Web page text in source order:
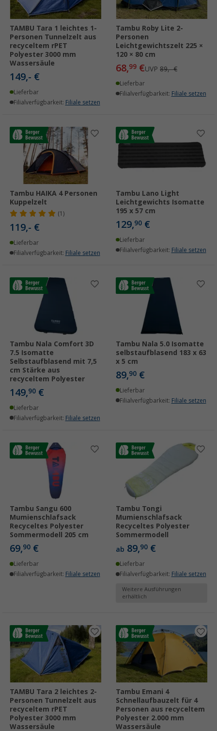
TAMBU Tara 1 leichtes 1-
Personen Tunnelzelt aus
recyceltem rPET
Polyester 3000 mm
Wassersäule
149,- €
Lieferbar
Filialverfügbarkeit: Filiale setzen
Tambu Roby Lite 2-
Personen
Leichtgewichtszelt 225 ×
120 × 80 cm
68,99 €UVP 89,- €
Lieferbar
Filialverfügbarkeit: Filiale setzen
Tambu HAIKA 4 Personen
Kuppelzelt
(1)
119,- €
Lieferbar
Filialverfügbarkeit: Filiale setzen
Tambu Lano Light
Leichtgewichts Isomatte
195 x 57 cm
129,90 €
Lieferbar
Filialverfügbarkeit: Filiale setzen
Tambu Nala Comfort 3D
7.5 Isomatte
Selbstaufblasend mit 7,5
cm Stärke aus
recyceltem Polyester
149,90 €
Lieferbar
Filialverfügbarkeit: Filiale setzen
Tambu Nala 5.0 Isomatte
selbstaufblasend 183 x 63
x 5 cm
89,90 €
Lieferbar
Filialverfügbarkeit: Filiale setzen
Tambu Sangu 600
Mumienschlafsack
Recyceltes Polyester
Sommermodell 205 cm
69,90 €
Lieferbar
Filialverfügbarkeit: Filiale setzen
Tambu Tongi
Mumienschlafsack
Recyceltes Polyester
Sommermodell
ab 89,90 €
Lieferbar
Filialverfügbarkeit: Filiale setzen
Weitere Ausführungen
erhältlich
TAMBU Tara 2 leichtes 2-
Personen Tunnelzelt aus
recyceltem rPET
Polyester 3000 mm
Wassersäule
Tambu Emani 4
Schnellaufbauzelt für 4
Personen aus recyceltem
Polyester 2.000 mm
Wassersäule